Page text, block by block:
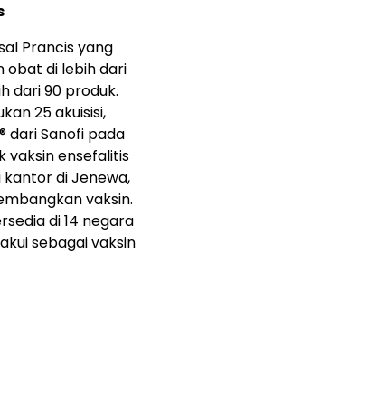
Prancis yang
obat di lebih dari
dari 90 produk.
25 akuisisi,
dari Sanofi pada
vaksin ensefalitis
kantor di Jenewa,
vaksin.
di 14 negara
sebagai vaksin